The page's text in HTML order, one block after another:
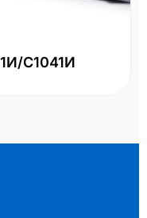
С1041И